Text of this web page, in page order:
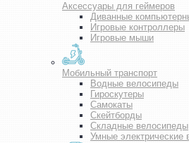
Аксессуары для геймеров
Диванные
Игровые контроллеры
Игровые мыши
Мобильный транспорт
Водные велосипеды
Гироскутеры
Самокаты
Скейтборды
Складные велосипеды
Умные электрические